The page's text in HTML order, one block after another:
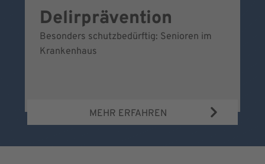
Delirprävention
Besonders schutzbedürftig: Senioren im
Krankenhaus
MEHR ERFAHREN